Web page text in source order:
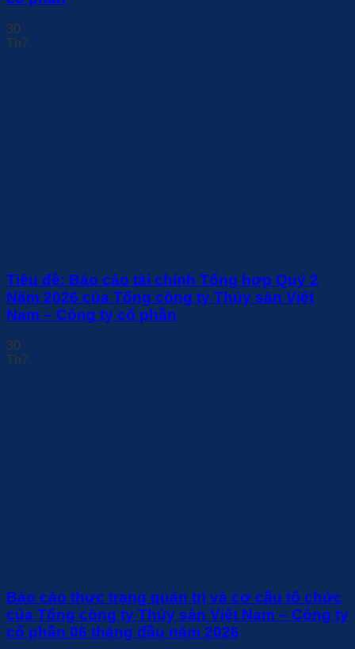
30
Th7
Tiêu đề: Báo cáo tài chính Tổng hợp Quý 2
Năm 2026 của Tổng công ty Thủy sản Việt
Nam – Công ty cổ phần
30
Th7
Báo cáo thực trạng quản trị và cơ cấu tổ chức
của Tổng công ty Thủy sản Việt Nam – Công ty
cổ phần 06 tháng đầu năm 2026